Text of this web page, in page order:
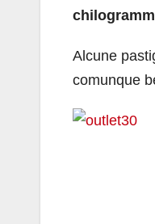
Alcune
comunque